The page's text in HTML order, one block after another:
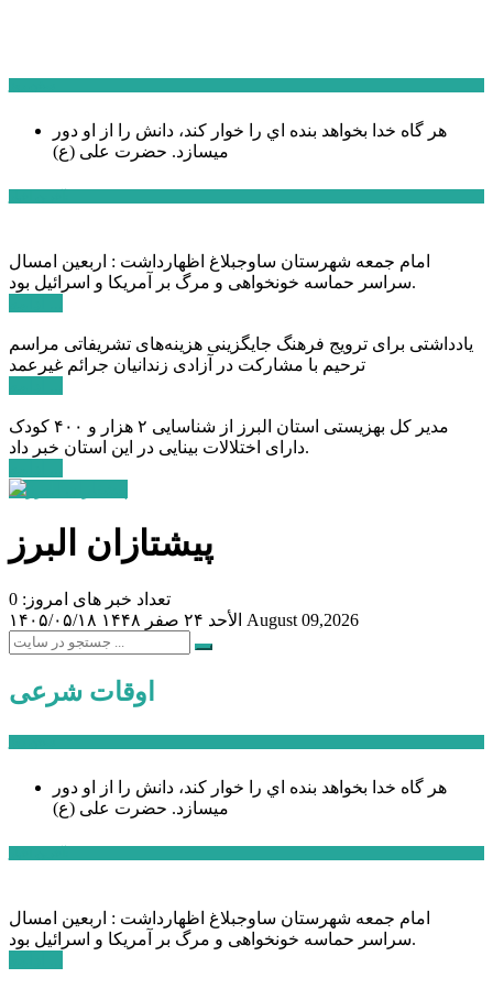
هر گاه خدا بخواهد بنده اي را خوار كند، دانش را از او دور
میسازد. حضرت علی (ع)
امام جمعه شهرستان ساوجبلاغ اظهارداشت : اربعین امسال
سراسر حماسه خونخواهی و مرگ بر آمریکا و اسرائیل بود.
یادداشتی برای ترویج فرهنگ جایگزینی هزینه‌های تشریفاتی مراسم
ترحیم با مشارکت در آزادی زندانیان جرائم غیرعمد
مدیر کل بهزیستی استان البرز از شناسایی ۲ هزار و ۴۰۰ کودک
دارای اختلالات بینایی در این استان خبر داد.
پیشتازان البرز
تعداد خبر های امروز: 0
۱۴۰۵/۰۵/۱۸
الأحد ۲۴ صفر ۱۴۴۸ August 09,2026
اوقات شرعی
هر گاه خدا بخواهد بنده اي را خوار كند، دانش را از او دور
میسازد. حضرت علی (ع)
امام جمعه شهرستان ساوجبلاغ اظهارداشت : اربعین امسال
سراسر حماسه خونخواهی و مرگ بر آمریکا و اسرائیل بود.